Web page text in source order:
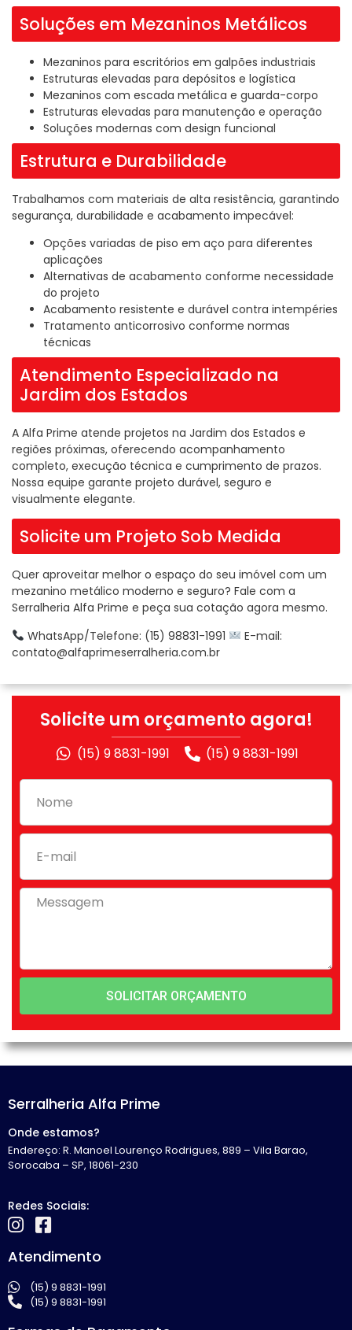
Soluções em Mezaninos Metálicos
Mezaninos para escritórios em galpões industriais
Estruturas elevadas para depósitos e logística
Mezaninos com escada metálica e guarda-corpo
Estruturas elevadas para manutenção e operação
Soluções modernas com design funcional
Estrutura e Durabilidade
Trabalhamos com materiais de alta resistência, garantindo
segurança, durabilidade e acabamento impecável:
Opções variadas de piso em aço para diferentes
aplicações
Alternativas de acabamento conforme necessidade
do projeto
Acabamento resistente e durável contra intempéries
Tratamento anticorrosivo conforme normas
técnicas
Atendimento Especializado na
Jardim dos Estados
A Alfa Prime atende projetos na Jardim dos Estados e
regiões próximas, oferecendo acompanhamento
completo, execução técnica e cumprimento de prazos.
Nossa equipe garante projeto durável, seguro e
visualmente elegante.
Solicite um Projeto Sob Medida
Quer aproveitar melhor o espaço do seu imóvel com um
mezanino metálico moderno e seguro? Fale com a
Serralheria Alfa Prime e peça sua cotação agora mesmo.
WhatsApp/Telefone: (15) 98831-1991
E-mail:
contato@alfaprimeserralheria.com.br
Solicite um orçamento agora!
(15) 9 8831-1991 (15) 9 8831-1991
SOLICITAR ORÇAMENTO
Serralheria Alfa Prime
Onde estamos?
Endereço: R. Manoel Lourenço Rodrigues, 889 – Vila Barao,
Sorocaba – SP, 18061-230
Redes Sociais:
Atendimento
(15) 9 8831-1991
(15) 9 8831-1991